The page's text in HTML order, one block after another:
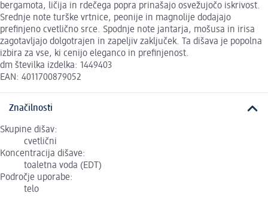
bergamota, ličija in rdečega popra prinašajo osvežujočo iskrivost.
Srednje note turške vrtnice, peonije in magnolije dodajajo
prefinjeno cvetlično srce. Spodnje note jantarja, mošusa in irisa
zagotavljajo dolgotrajen in zapeljiv zaključek. Ta dišava je popolna
izbira za vse, ki cenijo eleganco in prefinjenost.
dm številka izdelka: 1449403
EAN: 4011700879052
Značilnosti
Skupine dišav:
cvetlični
Koncentracija dišave:
toaletna voda (EDT)
Področje uporabe:
telo